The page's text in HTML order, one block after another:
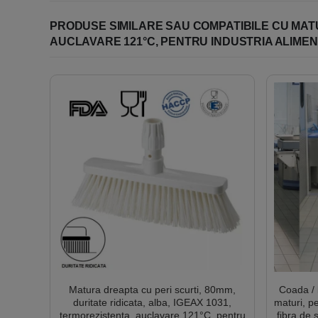
• Zona de depozitare trebuie să
• Nu folosiți unelte deteriorate, atat
PRODUSE SIMILARE SAU COMPATIBILE CU
AUCLAVARE 121°C, PENTRU INDUSTRIA
Matura dreapta cu peri scurti, 80mm,
duritate ridicata, alba, IGEAX 1031,
termorezistenta, auclavare 121°C, pentru
Coada /
maturi,
fibra de